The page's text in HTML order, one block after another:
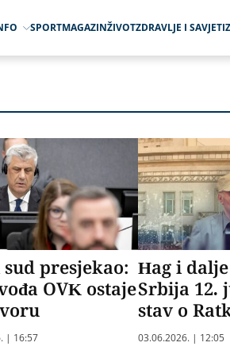
SPORTMAGAZINŽIVOTZDRAVLJE I SAVJETI
presjekao:
OVK ostaje
| 16:57
Hag i
Srbija 12.
stav o
03.06.2026. | 12:05